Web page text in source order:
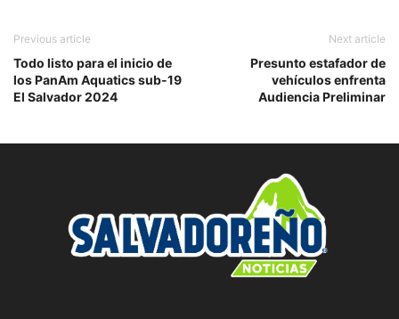
Previous article
Todo listo para el inicio de
los PanAm Aquatics sub-19
El Salvador 2024
Next article
Presunto estafador de
vehículos enfrenta
Audiencia Preliminar